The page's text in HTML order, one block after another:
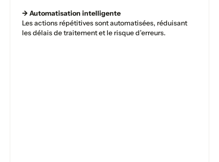
→ Automatisation intelligente
Les actions répétitives sont automatisées, réduisant
les délais de traitement et le risque d’erreurs.